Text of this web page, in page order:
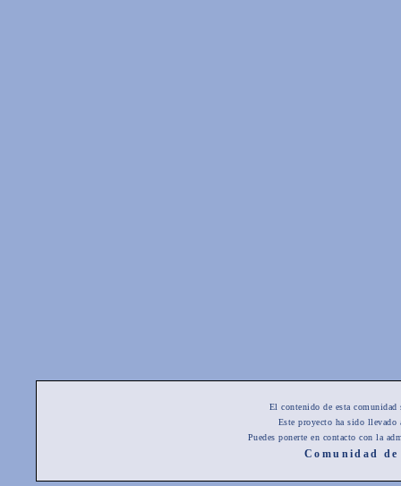
El contenido de esta
Este proyecto ha sido
Puedes ponerte en contacto con la
Comunidad